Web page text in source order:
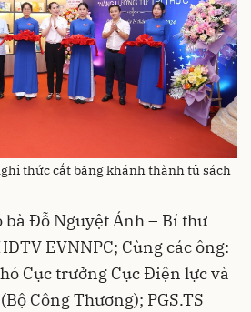
thức cắt băng khánh thành tủ sách
bà Đỗ Nguyệt Ánh – Bí thư
EVNNPC; Cùng các ông:
Cục trưởng Cục Điện lực và
Công Thương); PGS.TS